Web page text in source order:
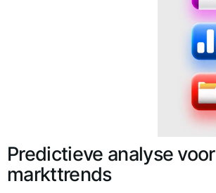
Predictieve analyse voor
markttrends